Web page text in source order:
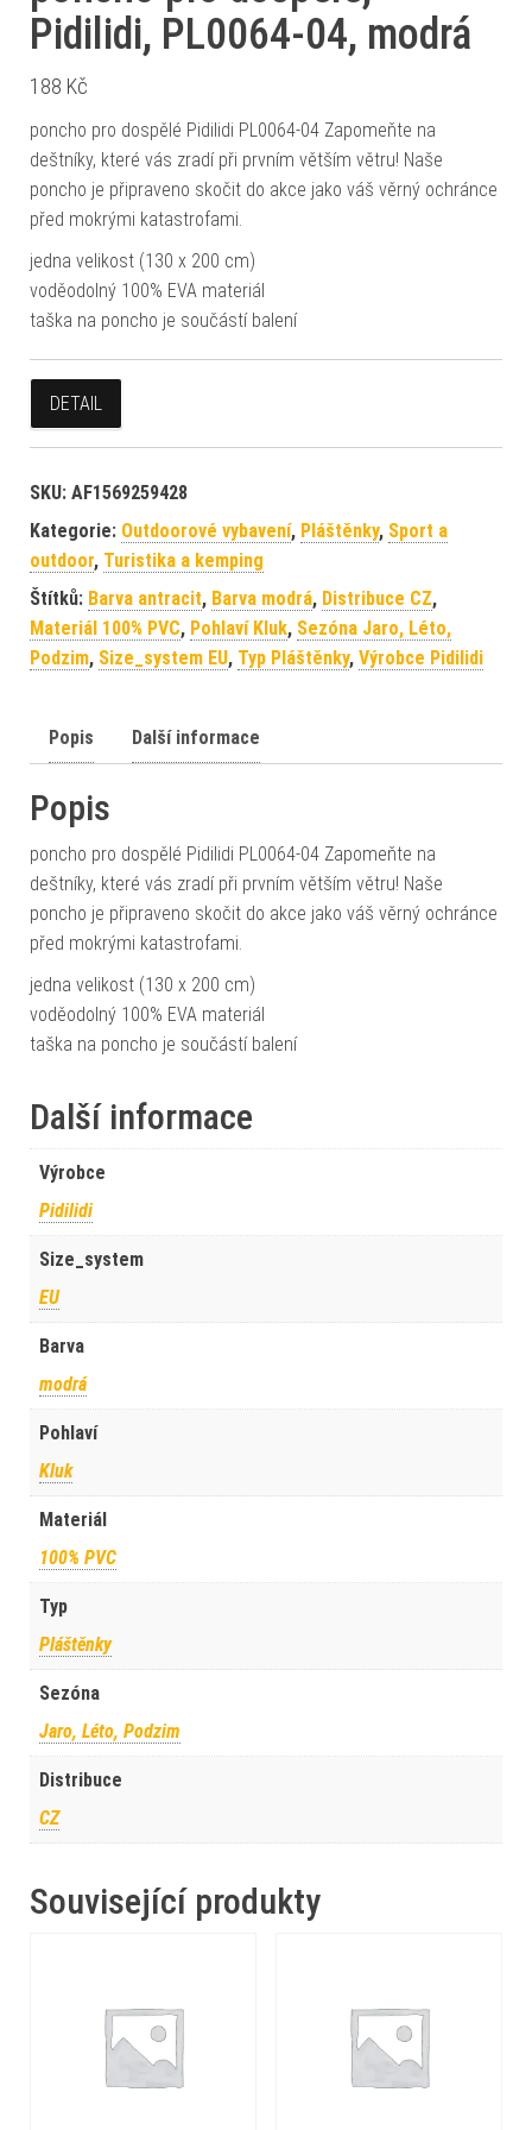
Pidilidi, PL0064-04, modrá
188 Kč
poncho pro dospělé Pidilidi PL0064-04 Zapomeňte na
deštníky, které vás zradí při prvním větším větru! Naše
poncho je připraveno skočit do akce jako váš věrný ochránce
před mokrými katastrofami.
jedna velikost (130 x 200 cm)
voděodolný 100% EVA materiál
taška na poncho je součástí balení
DETAIL
SKU: AF1569259428
Kategorie: Outdoorové vybavení, Pláštěnky, Sport a
outdoor, Turistika a kemping
Štítků: Barva antracit, Barva modrá, Distribuce CZ,
Materiál 100% PVC, Pohlaví Kluk, Sezóna Jaro, Léto,
Podzim, Size_system EU, Typ Pláštěnky, Výrobce Pidilidi
Popis Další informace
Popis
poncho pro dospělé Pidilidi PL0064-04 Zapomeňte na
deštníky, které vás zradí při prvním větším větru! Naše
poncho je připraveno skočit do akce jako váš věrný ochránce
před mokrými katastrofami.
jedna velikost (130 x 200 cm)
voděodolný 100% EVA materiál
taška na poncho je součástí balení
Další informace
Výrobce
Pidilidi
Size_system
EU
Barva
modrá
Pohlaví
Kluk
Materiál
100% PVC
Typ
Pláštěnky
Sezóna
Jaro, Léto, Podzim
Distribuce
CZ
Související produkty